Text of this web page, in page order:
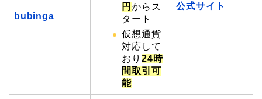
bubinga
円 からス
タート
仮想通貨
対応して
おり 24時
間取引可
能
公式サイト